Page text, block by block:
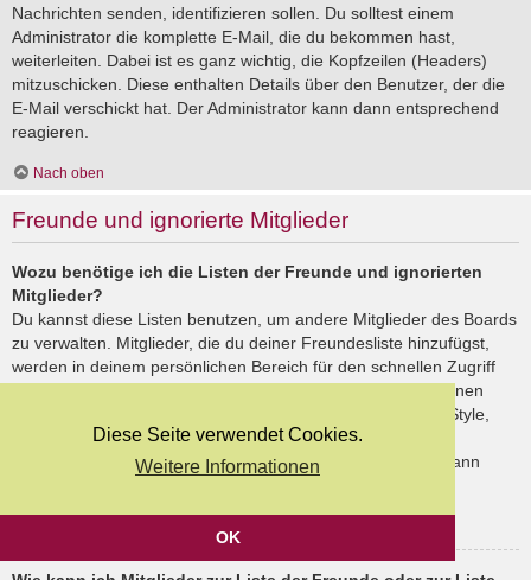
Diese Seite verwendet Cookies.
Weitere Informationen
OK
Nachrichten senden, identifizieren sollen. Du solltest einem
Administrator die komplette E-Mail, die du bekommen hast,
weiterleiten. Dabei ist es ganz wichtig, die Kopfzeilen (Headers)
mitzuschicken. Diese enthalten Details über den Benutzer, der die
E-Mail verschickt hat. Der Administrator kann dann entsprechend
reagieren.
Nach oben
Freunde und ignorierte Mitglieder
Wozu benötige ich die Listen der Freunde und ignorierten
Mitglieder?
Du kannst diese Listen benutzen, um andere Mitglieder des Boards
zu verwalten. Mitglieder, die du deiner Freundesliste hinzufügst,
werden in deinem persönlichen Bereich für den schnellen Zugriff
aufgelistet. Du siehst dort deren Onlinestatus und kannst ihnen
schnell eine Private Nachricht senden. Abhängig von dem Style,
den du verwendest, können Beiträge deiner Freunde auch
hervorgehoben sein. Wenn du einen Benutzer ignorierst, dann